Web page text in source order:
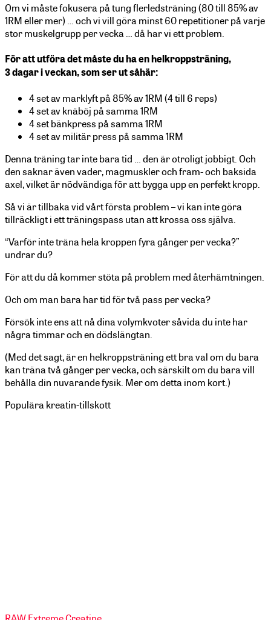
Om vi måste fokusera på tung flerledsträning (80 till 85% av
1RM eller mer) … och vi vill göra minst 60 repetitioner på varje
stor muskelgrupp per vecka … då har vi ett problem.
För att utföra det måste du ha en helkroppsträning,
3 dagar i veckan, som ser ut såhär:
4 set av marklyft på 85% av 1RM (4 till 6 reps)
4 set av knäböj på samma 1RM
4 set bänkpress på samma 1RM
4 set av militär press på samma 1RM
Denna träning tar inte bara tid … den är otroligt jobbigt. Och
den saknar även vader, magmuskler och fram- och baksida
axel, vilket är nödvändiga för att bygga upp en perfekt kropp.
Så vi är tillbaka vid vårt första problem – vi kan inte göra
tillräckligt i ett träningspass utan att krossa oss själva.
“Varför inte träna hela kroppen fyra gånger per vecka?”
undrar du?
För att du då kommer stöta på problem med återhämtningen.
Och om man bara har tid för två pass per vecka?
Försök inte ens att nå dina volymkvoter såvida du inte har
några timmar och en dödslängtan.
(Med det sagt, är en helkroppsträning ett bra val om du bara
kan träna två gånger per vecka, och särskilt om du bara vill
behålla din nuvarande fysik. Mer om detta inom kort.)
Populära kreatin-tillskott